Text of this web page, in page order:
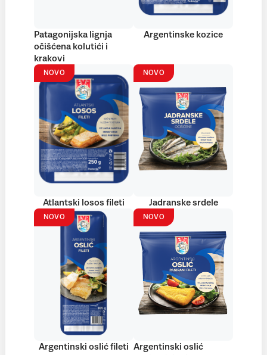
Patagonijska lignja
očišćena kolutići i
krakovi
Argentinske kozice
NOVO
Atlantski losos fileti
NOVO
Jadranske srdele
NOVO
Argentinski oslić fileti
NOVO
Argentinski oslić